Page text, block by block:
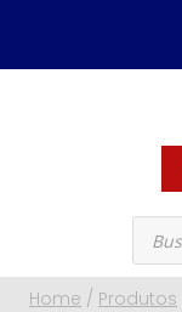
Home / Produtos